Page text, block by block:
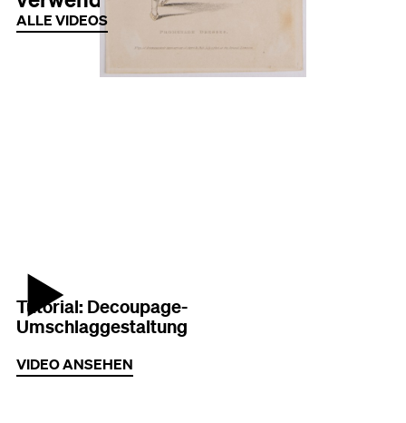
ALLE VIDEOS
Vorschaubild des Videos
Tutorial: Decoupage-
Umschlaggestaltung
VIDEO ANSEHEN